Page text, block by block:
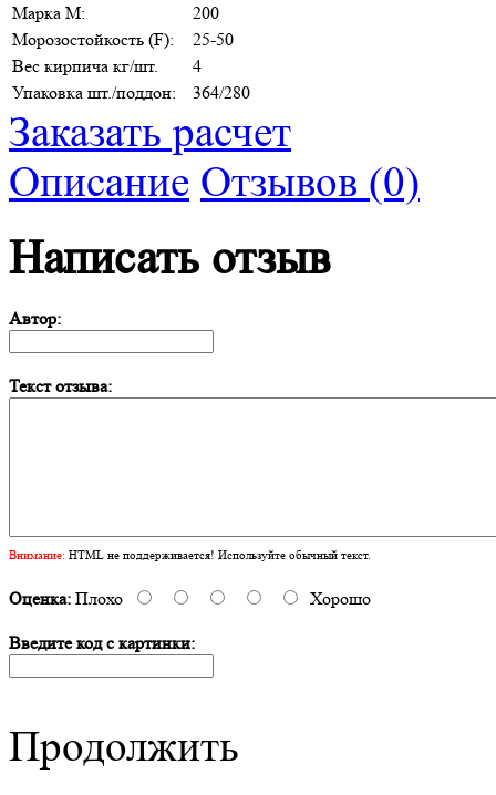
Марка М:
200
Морозостойкость (F):
25-50
Вес кирпича кг/шт.
4
Упаковка шт./поддон:
364/280
Заказать расчет
Описание Отзывов (0)
Написать отзыв
Автор:
Текст отзыва:
Внимание: HTML не поддерживается! Используйте обычный текст.
Оценка: Плохо Хорошо
Введите код с картинки:
Продолжить